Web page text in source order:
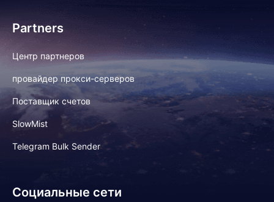
Partners
Центр партнеров
провайдер прокси-серверов
Поставщик счетов
SlowMist
Telegram Bulk Sender
Социальные сети